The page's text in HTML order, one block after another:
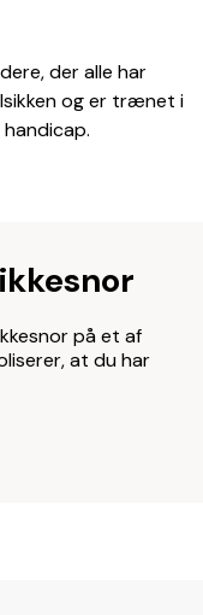
der alle har
og er trænet i
på et af
at du har